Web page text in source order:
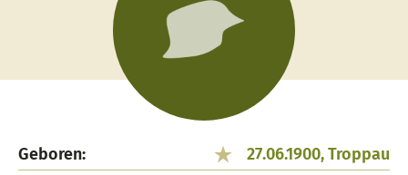
Geboren:
27.06.1900, Troppau